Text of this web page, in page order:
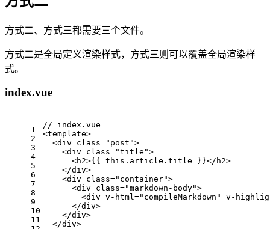
方式二、方式三都需要三个文件。
方式二是全局定义渲染样式，方式三则可以覆盖全局渲染样
式。
index.vue
1
2
3
4
5
6
7
8
9
10
11
// index.vue
<template>
  <div class="post">
    <div class="title">
      <h2>{{ this.article.title }}</h2>
    </div>
    <div class="container">
      <div class="markdown-body">
<div v-html="compileMarkdown" v-
      </div>
    </div>
  </div>